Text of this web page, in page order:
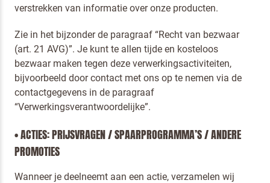
verstrekken van informatie over onze producten.
Zie in het bijzonder de paragraaf “Recht van bezwaar
(art. 21 AVG)”. Je kunt te allen tijde en kosteloos
bezwaar maken tegen deze verwerkingsactiviteiten,
bijvoorbeeld door contact met ons op te nemen via de
contactgegevens in de paragraaf
“Verwerkingsverantwoordelijke”.
• ACTIES: PRIJSVRAGEN / SPAARPROGRAMMA’S / ANDERE
PROMOTIES
Wanneer je deelneemt aan een actie, verzamelen wij